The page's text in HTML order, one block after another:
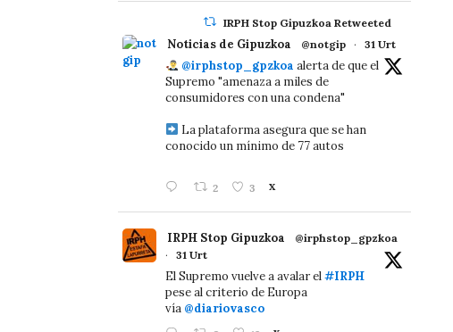
IRPH Stop Gipuzkoa Retweeted
Noticias de Gipuzkoa @notgip · 31 Urt
@irphstop_gpzkoa alerta de que el
Supremo "amenaza a miles de
consumidores con una condena"
La plataforma asegura que se han
conocido un mínimo de 77 autos
2 3 X
IRPH Stop Gipuzkoa
@irphstop_gpzkoa
·
31 Urt
El Supremo vuelve a avalar el#IRPH
pese al criterio de Europa
vía @diariovasco